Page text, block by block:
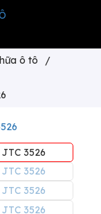
ô tô
/